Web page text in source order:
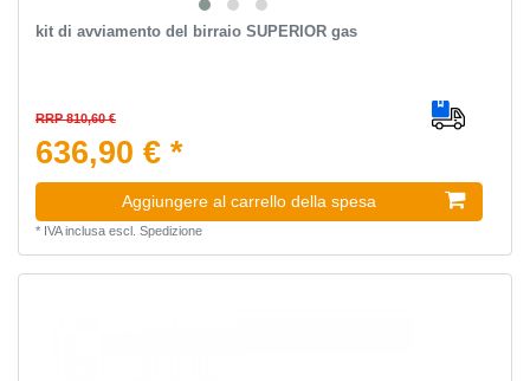
kit di avviamento del birraio SUPERIOR gas
RRP 810,60 €
636,90 € *
Aggiungere al carrello della spesa
* IVA inclusaescl. Spedizione